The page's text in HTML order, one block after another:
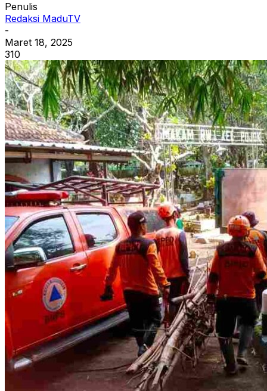
Penulis
Redaksi MaduTV
-
Maret 18, 2025
310